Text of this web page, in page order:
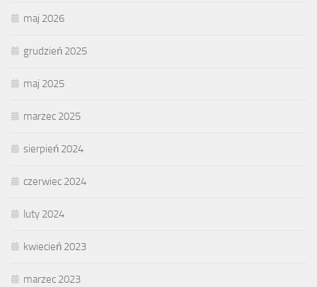
maj 2026
grudzień 2025
maj 2025
marzec 2025
sierpień 2024
czerwiec 2024
luty 2024
kwiecień 2023
marzec 2023